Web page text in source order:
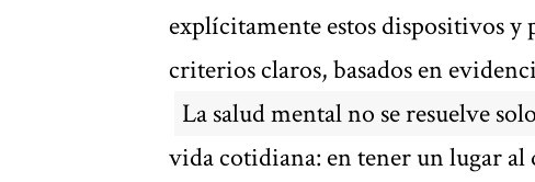
explícitamente estos dispositivos
criterios claros, basados en
La salud mental no se resuelve
vida cotidiana: en tener un lugar